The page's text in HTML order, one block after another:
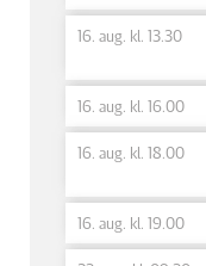
16. aug. kl. 13.30
16. aug. kl. 16.00
16. aug. kl. 18.00
16. aug. kl. 19.00